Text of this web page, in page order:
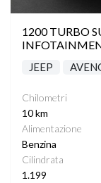
1200 TURBO
JEEP
Chilometri
10 km
Alimentazione
Benzina
Cilindrata
1.199